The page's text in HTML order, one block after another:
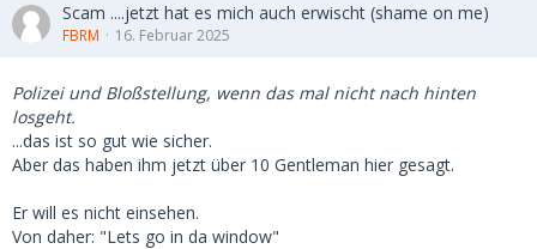
Scam ....jetzt hat es mich auch erwischt (shame on me)
FBRM 16. Februar 2025
Polizei und Bloßstellung, wenn das mal nicht nach hinten
losgeht.
...das ist so gut wie sicher.
Aber das haben ihm jetzt über 10 Gentleman hier gesagt.
Er will es nicht einsehen.
Von daher: "Lets go in da window"